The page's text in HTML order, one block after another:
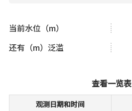
当前水位（m）
还有（m）泛滥
查看一览表
观测日期和时间